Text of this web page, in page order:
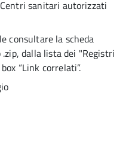
sanitari autorizzati
consultare la scheda
dalla lista dei "Registri
“Link correlati”.